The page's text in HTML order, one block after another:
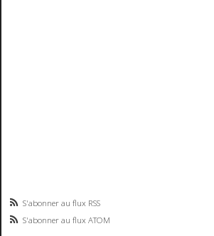
S'abonner au flux RSS
S'abonner au flux ATOM